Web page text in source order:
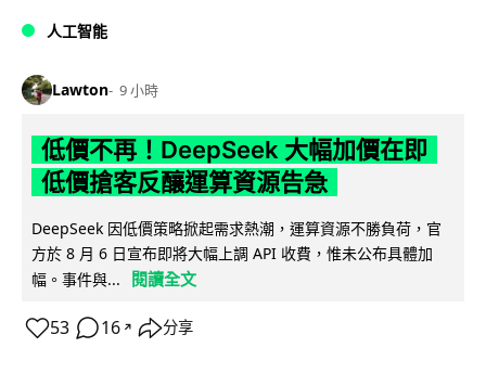
人工智能
Lawton 9 小時
低價不再！DeepSeek 大幅加價在即
低價搶客反釀運算資源告急
DeepSeek 因低價策略掀起需求熱潮，運算資源不勝負荷，官
方於 8 月 6 日宣布即將大幅上調 API 收費，惟未公布具體加
幅。事件與...
閱讀全文
53 16 ↗ 分享